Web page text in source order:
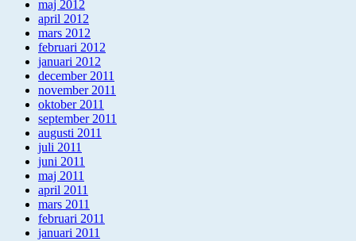
maj 2012
april 2012
mars 2012
februari 2012
januari 2012
december 2011
november 2011
oktober 2011
september 2011
augusti 2011
juli 2011
juni 2011
maj 2011
april 2011
mars 2011
februari 2011
januari 2011